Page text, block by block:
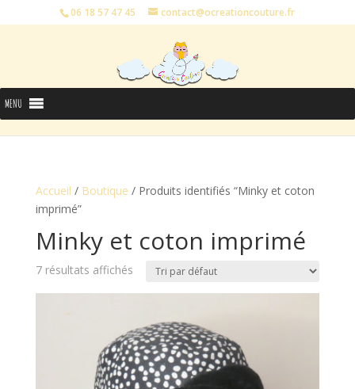
06 18 57 47 45 contact@ocreationcouture.fr
MENU
Accueil / Boutique / Produits identifiés “Minky et coton
imprimé”
Minky et coton imprimé
7 résultats affichés